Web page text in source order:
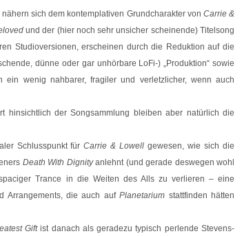
sich dem kontemplativen Grundcharakter von Carrie &
und der (hier noch sehr unsicher scheinende) Titelsong
Studioversionen, erscheinen durch die Reduktion auf die
dünne oder gar unhörbare LoFi-) „Produktion“ sowie
ein wenig nahbarer, fragiler und verletzlicher, wenn auch
hinsichtlich der Songsammlung bleiben aber natürlich die
Schlusspunkt fürCarrie & Lowell gewesen, wie sich die
Death With Dignityanlehnt (und gerade deswegen wohl
Trance in die Weiten des Alls zu verlieren – eine
Arrangements, die auch aufPlanetarium stattfinden hätten
Giftist danach als geradezu typisch perlende Stevens-